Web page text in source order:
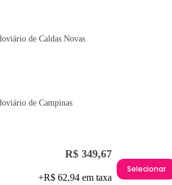
de Caldas Novas
de Campinas
R$ 349,67
+R$ 62,94 em taxa
Selecionar